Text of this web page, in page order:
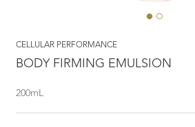
CELLULAR PERFORMANCE
BODY FIRMING EMULSION
200mL